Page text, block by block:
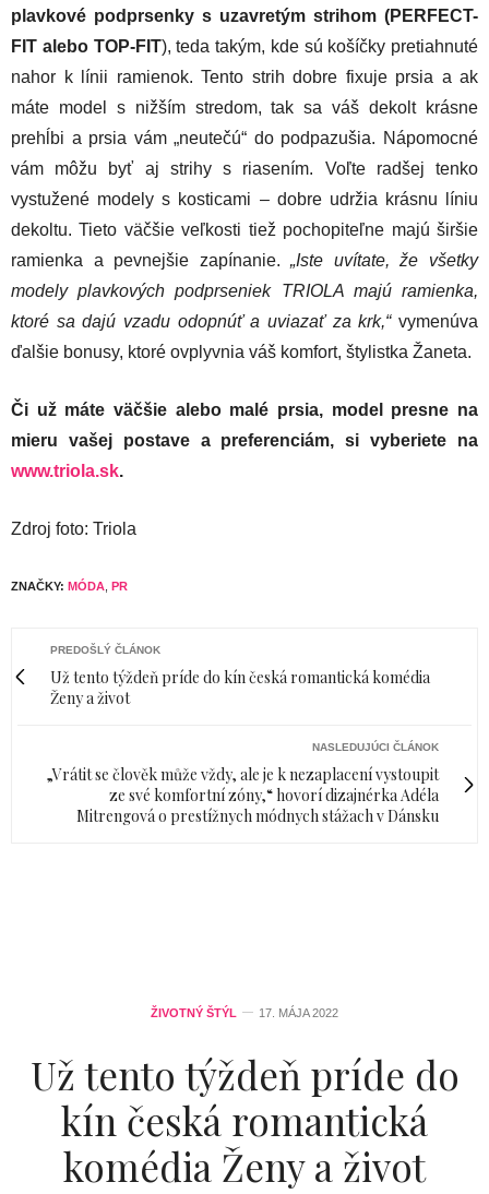
plavkové podprsenky s uzavretým strihom (PERFECT-
FIT alebo TOP-FIT), teda takým, kde sú košíčky pretiahnuté
nahor k línii ramienok. Tento strih dobre fixuje prsia a ak
máte model s nižším stredom, tak sa váš dekolt krásne
prehĺbi a prsia vám „neutečú“ do podpazušia. Nápomocné
vám môžu byť aj strihy s riasením. Voľte radšej tenko
vystužené modely s kosticami – dobre udržia krásnu líniu
dekoltu. Tieto väčšie veľkosti tiež pochopiteľne majú širšie
ramienka a pevnejšie zapínanie.„Iste uvítate, že všetky
modely plavkových podprseniek TRIOLA majú ramienka,
ktoré sa dajú vzadu odopnúť a uviazať za krk,“ vymenúva
ďalšie bonusy, ktoré ovplyvnia váš komfort, štylistka Žaneta.
Či už máte väčšie alebo malé prsia, model presne na
mieru vašej postave a preferenciám, si vyberiete na
www.triola.sk.
Zdroj foto: Triola
ZNAČKY: MÓDA PR
PREDOŠLÝ ČLÁNOK
Už tento týždeň príde do kín česká romantická komédia
Ženy a život
NASLEDUJÚCI ČLÁNOK
„Vrátit se člověk může vždy, ale je k nezaplacení vystoupit
ze své komfortní zóny,“ hovorí dizajnérka Adéla
Mitrengová o prestížnych módnych stážach v Dánsku
ŽIVOTNÝ ŠTÝL 17. MÁJA 2022
Už tento týždeň príde do
kín česká romantická
komédia Ženy a život